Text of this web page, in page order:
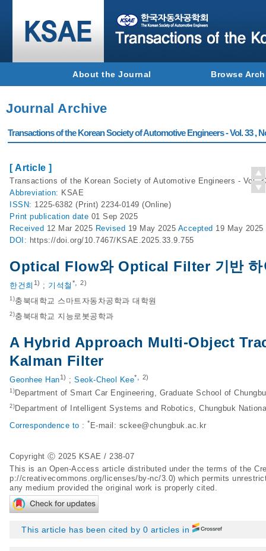
About the Journal Browse
Journal Archive
Transactions of the Korean Society of Automotive Engineers - Vol. 33 ,
[ Article ]
Transactions of the Korean Society of Automotive Engineers - Vol.
Abbreviation: KSAE
ISSN: 1225-6382 (Print) 2234-0149 (Online)
Print publication date 01 Sep 2025
Received 12 Mar 2025 Revised 19 May 2025 Accepted 19 May 2025
DOI: https://doi.org/10.7467/KSAE.2025.33.9.755
Optical Flow와 Optical Filter 기반 하
한건희 1) ; 기석철 *, 2)
1)충북대학교 스마트자동차공학과 대학원
2)충북대학교 지능로봇공학과
A Hybrid Approach Multi-Object
Kalman Filter
Geonhee Han1) ; Seok-Cheol Kee*, 2)
1) Department of Smart Car Engineering, Graduate School of
2) Department of Intelligent Systems and Robotics, Chungbuk
Correspondence to : * E-mail: sckee@chungbuk.ac.kr
Copyright Ⓒ 2025 KSAE / 238-07
This is an Open-Access article distributed under the terms of the
p://creativecommons.org/licenses/by-nc/3.0) which permits
any medium provided the original work is properly cited.
This article has been cited by 0 articles in